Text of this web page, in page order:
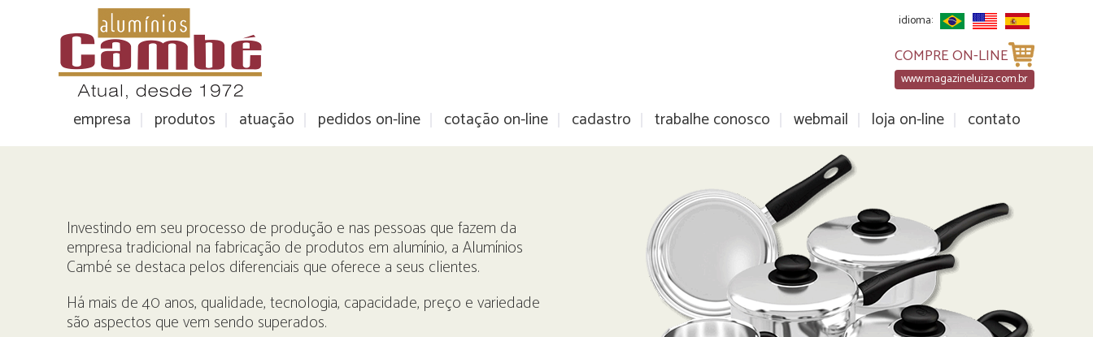
idioma:
COMPRE ON-LINE
www.magazineluiza.com.br
empresa produtos atuação pedidos on-line cotação on-line cadastro trabalhe conosco webmail loja on-line contato
Investindo em seu processo de produção e nas pessoas que fazem da
empresa tradicional na fabricação de produtos em alumínio, a Alumínios
Cambé se destaca pelos diferenciais que oferece a seus clientes.
Há mais de 40 anos, qualidade, tecnologia, capacidade, preço e variedade
são aspectos que vem sendo superados.